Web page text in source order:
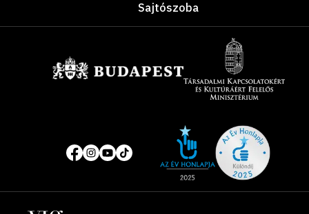
Sajtószoba
Közösségi
média
oldalak
of
year